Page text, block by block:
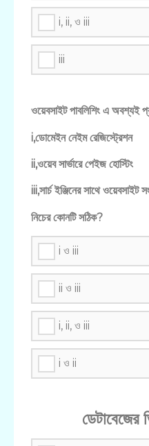
i, ii, ও iii
iii
ওয়েবসাইট পাবলিশিং এ অবশ্যই
i,ডোমেইন নেইম রেজিস্ট্রেশন
ii,ওয়েব সার্ভারে পেইজ হোস্টিং
iii,সার্চ ইঞ্জিনের সাথে ওয়েবসাইট
নিচের কোনটি সঠিক?
i ও iii
ii ও iii
i, ii, ও iii
i ও ii